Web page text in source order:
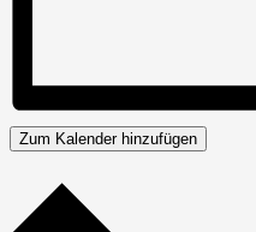
Zum Kalender hinzufügen